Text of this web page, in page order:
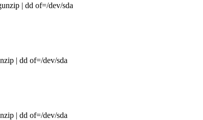
| dd of=/dev/sda
| dd of=/dev/sda
| dd of=/dev/sda